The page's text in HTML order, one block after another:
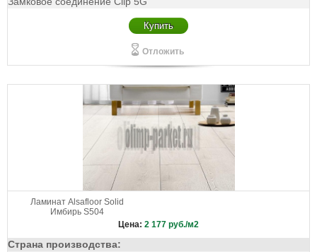
Купить
Отложить
Ламинат Alsafloor Solid
Имбирь S504
Цена: 2 177 руб./м2
Страна производства: